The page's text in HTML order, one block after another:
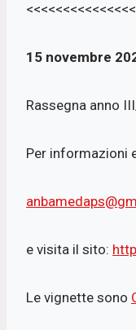
15 novembre
Rassegna anno
Per informazioni
e visita il sito:
Le vignette sono